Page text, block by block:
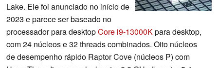
Lake. Ele foi anunciado no início de
2023 e parece ser baseado no
processador para desktopCore i9-13000Kpara desktop,
com 24 núcleos e 32 threads combinados. Oito núcleos
de desempenho rápido Raptor Cove (núcleos P) com